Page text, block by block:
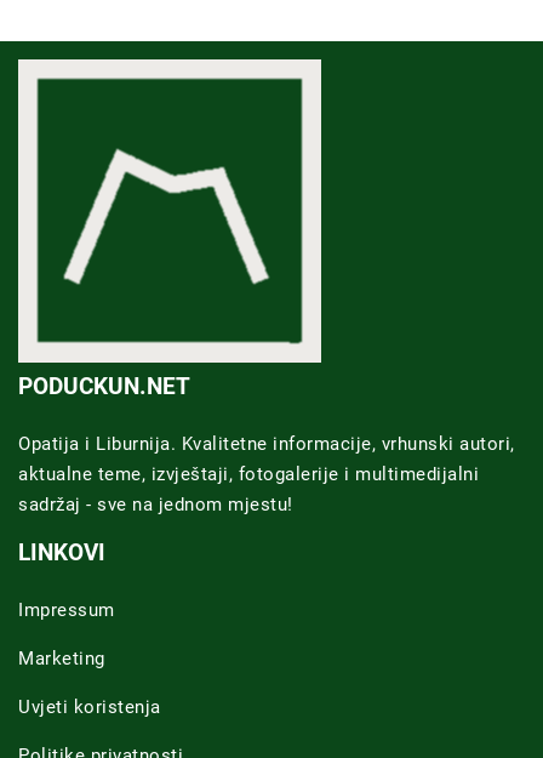
PODUCKUN.NET
Opatija i Liburnija. Kvalitetne informacije, vrhunski autori,
aktualne teme, izvještaji, fotogalerije i multimedijalni
sadržaj - sve na jednom mjestu!
LINKOVI
Impressum
Marketing
Uvjeti koristenja